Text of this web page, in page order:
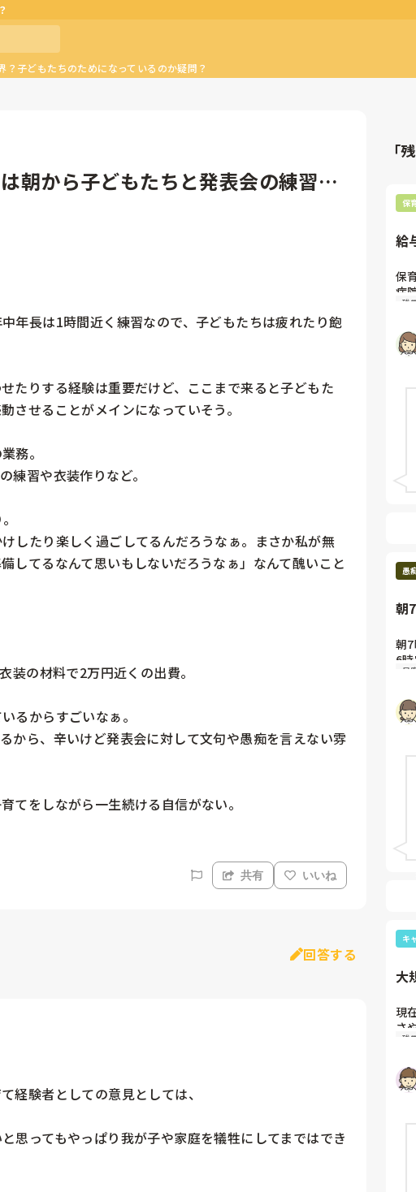
？子どもたちのためになっているのか疑問？
朝から子どもたちと発表会の練習。
年長は1時間近く練習なので、子どもたちは疲れたり飽
たりする経験は重要だけど、ここまで来ると子どもた
させることがメインになっていそう。
務。
練習や衣装作りなど。
したり楽しく過ごしてるんだろうなぁ。まさか私が無
してるなんて思いもしないだろうなぁ」なんて醜いこと
装の材料で2万円近くの出費。
るからすごいなぁ。
から、辛いけど発表会に対して文句や愚痴を言えない雰
てをしながら一生続ける自信がない。
共有 いいね
回答する
経験者としての意見としては、
思ってもやっぱり我が子や家庭を犠牲にしてまではでき
「
保
給
保
病
じ
た
残
愚
朝
朝
6
間
特
毎
か
日
キ
大
現
さ
大
わ
残